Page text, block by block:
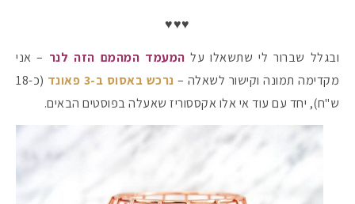
♥♥♥
ובגלל שברור לי שתשאלו על המעמד המהמם הזה לנר – אני
מקדימה תמונה וקישור לשאלה – נרכש באסוס ב-3 פאונד
(כ-18
ש"ח), יחד עם עוד אי אלו אקססוריז שאעלה בפוסטים הבאים.